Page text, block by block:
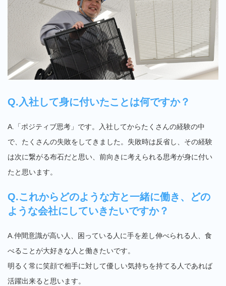
Q.入社して身に付いたことは何ですか？
A.「ポジティブ思考」です。入社してからたくさんの経験の中
で、たくさんの失敗をしてきました。失敗時は反省し、その経験
は次に繋がる布石だと思い、前向きに考えられる思考が身に付い
たと思います。
Q.これからどのような方と一緒に働き、どの
ような会社にしていきたいですか？
A.仲間意識が高い人、困っている人に手を差し伸べられる人、食
べることが大好きな人と働きたいです。
明るく常に笑顔で相手に対して優しい気持ちを持てる人であれば
活躍出来ると思います。